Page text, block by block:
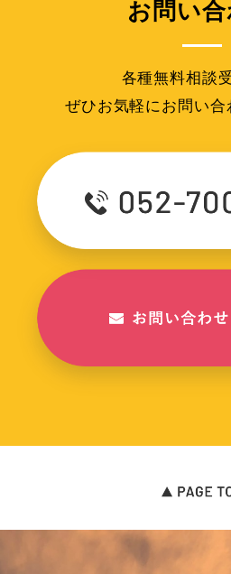
お問い
各種無料相談
ぜひお気軽にお問い合